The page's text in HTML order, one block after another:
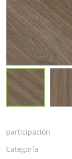
participación
Categoría